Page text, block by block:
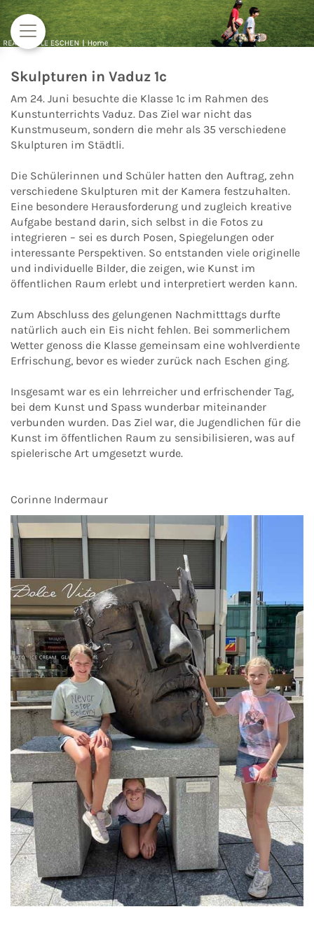
Zum Inhalt springen
Skulpturen in Vaduz 1c
Am 24. Juni besuchte die Klasse 1c im Rahmen des
Kunstunterrichts Vaduz. Das Ziel war nicht das
Kunstmuseum, sondern die mehr als 35 verschiedene
Skulpturen im Städtli.
Die Schülerinnen und Schüler hatten den Auftrag, zehn
verschiedene Skulpturen mit der Kamera festzuhalten.
Eine besondere Herausforderung und zugleich kreative
Aufgabe bestand darin, sich selbst in die Fotos zu
integrieren – sei es durch Posen, Spiegelungen oder
interessante Perspektiven. So entstanden viele originelle
und individuelle Bilder, die zeigen, wie Kunst im
öffentlichen Raum erlebt und interpretiert werden kann.
Zum Abschluss des gelungenen Nachmitttags durfte
natürlich auch ein Eis nicht fehlen. Bei sommerlichem
Wetter genoss die Klasse gemeinsam eine wohlverdiente
Erfrischung, bevor es wieder zurück nach Eschen ging.
Insgesamt war es ein lehrreicher und erfrischender Tag,
bei dem Kunst und Spass wunderbar miteinander
verbunden wurden. Das Ziel war, die Jugendlichen für die
Kunst im öffentlichen Raum zu sensibilisieren, was auf
spielerische Art umgesetzt wurde.
Corinne Indermaur